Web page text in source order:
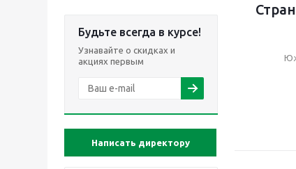
Будьте всегда в курсе!
Узнавайте о скидках и
акциях первым
Написать директору